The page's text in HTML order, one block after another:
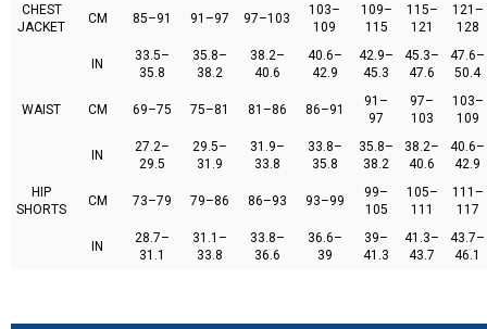
CHEST
JACKET
CM 85–91 91–97 97–103
103–
109
109–
115
115–
121
121–
128
IN
33.5–
35.8
35.8–
38.2
38.2–
40.6
40.6–
42.9
42.9–
45.3
45.3–
47.6
47.6–
50.4
WAIST CM 69–75 75–81 81–86 86–91
91–
97
97–
103
103–
109
IN
27.2–
29.5
29.5–
31.9
31.9–
33.8
33.8–
35.8
35.8–
38.2
38.2–
40.6
40.6–
42.9
HIP
SHORTS
CM 73–79 79–86 86–93 93–99
99–
105
105–
111
111–
117
IN
28.7–
31.1
31.1–
33.8
33.8–
36.6
36.6–
39
39–
41.3
41.3–
43.7
43.7–
46.1